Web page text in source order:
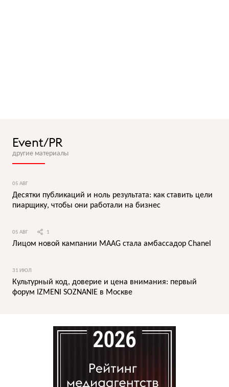
Event/PR
другие материалы
05 АВГ
Десятки публикаций и ноль результата: как ставить цели
пиарщику, чтобы они работали на бизнес
05 АВГ 1
Лицом новой кампании MAAG стала амбассадор Chanel
31 ИЮЛ
Культурный код, доверие и цена внимания: первый
форум IZMENI SOZNANIE в Москве